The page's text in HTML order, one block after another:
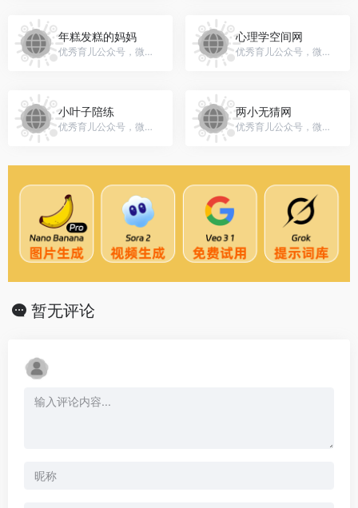
年糕发糕的妈妈
优秀育儿公众号，微信号：niangaofagao-mama
心理学空间网
优秀育儿公众号，微信号：psychspacecom
小叶子陪练
优秀育儿公众号，微信号：gh_8993cfbe47a3
两小无猜网
优秀育儿公众号，微信号：lxwc_com_cn
暂无评论